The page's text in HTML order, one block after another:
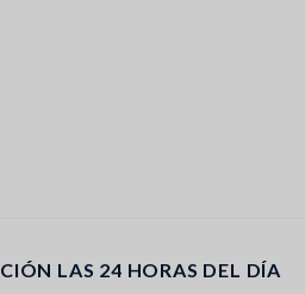
LAS 24 HORAS DEL DÍA